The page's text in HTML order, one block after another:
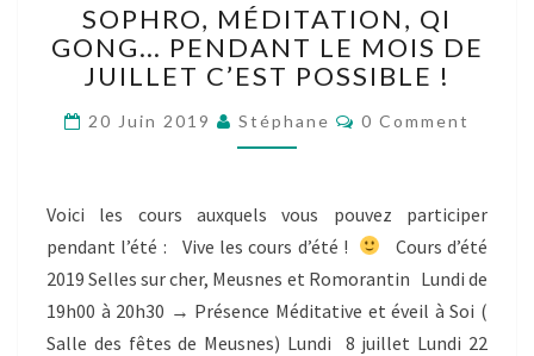
MÉDITATION,
QI
GONG…
LE
MOIS
C’EST
POSSIBLE
!
SOPHRO, MÉDITATION, QI
GONG… PENDANT LE MOIS DE
JUILLET C’EST POSSIBLE !
20 Juin 2019 Stéphane Comments
0 Comment
Voici les cours auxquels vous pouvez participer
pendant l’été : Vive les cours d’été !
Cours d’été
2019 Selles sur cher, Meusnes et Romorantin Lundi de
19h00 à 20h30 → Présence Méditative et éveil à Soi (
Salle des fêtes de Meusnes) Lundi 8 juillet Lundi 22